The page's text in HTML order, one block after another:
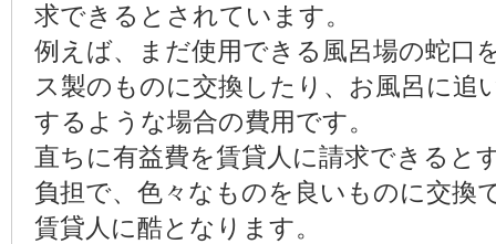
求できるとされています。
例えば、まだ使用できる風呂場の蛇口
ス製のものに交換したり、お風呂に追
するような場合の費用です。
直ちに有益費を賃貸人に請求できると
負担で、色々なものを良いものに交換
賃貸人に酷となります。